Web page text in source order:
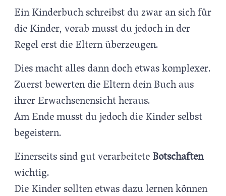
Ein Kinderbuch schreibst du zwar an sich für
die Kinder, vorab musst du jedoch in der
Regel erst die Eltern überzeugen.
Dies macht alles dann doch etwas komplexer.
Zuerst bewerten die Eltern dein Buch aus
ihrer Erwachsenensicht heraus.
Am Ende musst du jedoch die Kinder selbst
begeistern.
Einerseits sind gut verarbeiteteBotschaften
wichtig.
Die Kinder sollten etwas dazu lernen können